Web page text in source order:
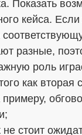
Показать
кейса. Если
разные,
роль
как вторая
стоит